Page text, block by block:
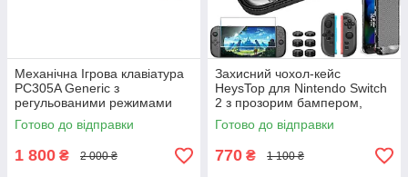
Механічна Ігрова клавіатура
PC305A Generic з
регульованими режимами
підсвічування
Готово до відправки
1 800 ₴ 2 000 ₴
Захисний чохол-кейс
HeysTop для Nintendo Switch
2 з прозорим бампером,
склом та накладками на стіки
(Чорний)
Готово до відправки
770 ₴ 1 100 ₴